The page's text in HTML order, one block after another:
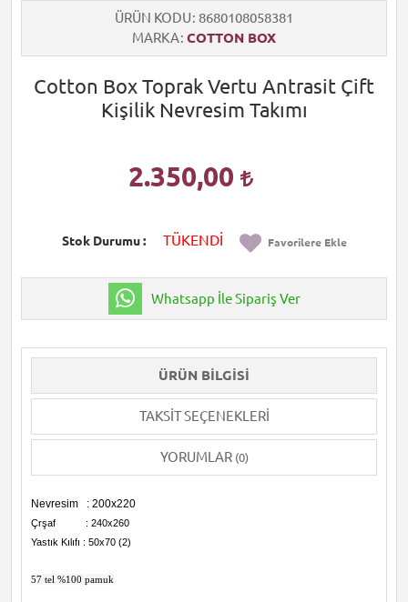
ÜRÜN KODU 8680108058381
MARKA COTTON BOX
Cotton Box Toprak Vertu Antrasit Çift
Kişilik Nevresim Takımı
2.350,00
Stok Durumu TÜKENDİ Favorilere Ekle
Whatsapp İle Sipariş Ver
ÜRÜN BILGISI
TAKSIT SEÇENEKLERI
YORUMLAR (0)
Nevresim : 200x220
Çrşaf : 240x260
Yastık Kılıfı : 50x70 (2)
57 tel %100 pamuk